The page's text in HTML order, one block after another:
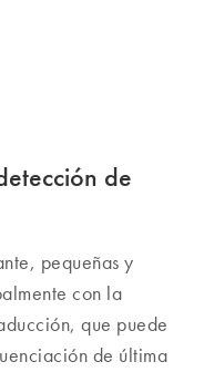
de
pequeñas y
con la
que puede
de última